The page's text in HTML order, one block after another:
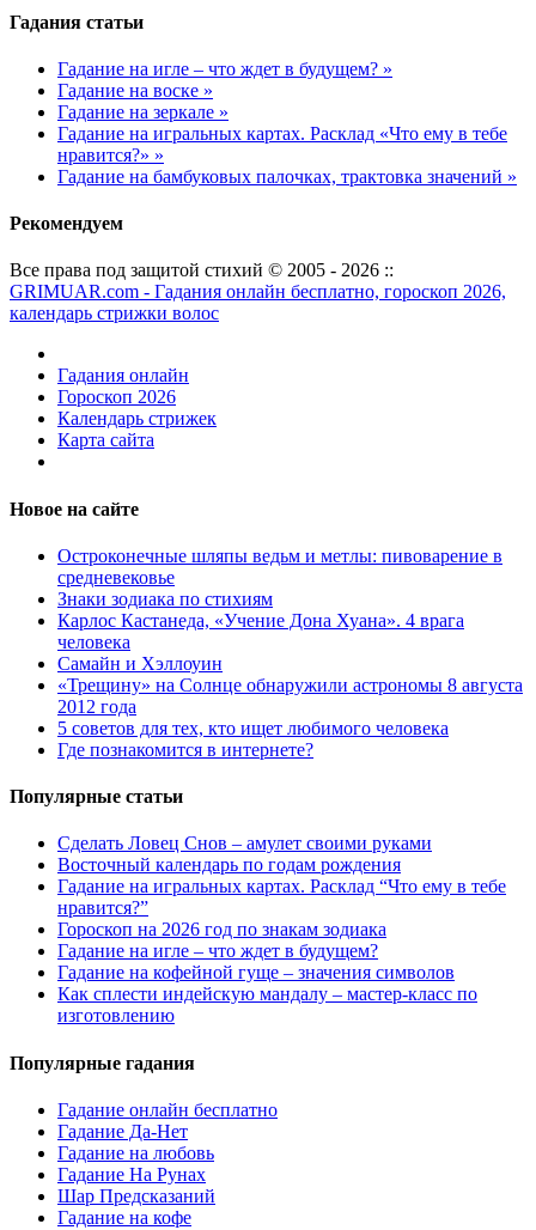
Гадания статьи
Гадание на игле – что ждет в будущем? »
Гадание на воске »
Гадание на зеркале »
Гадание на игральных картах. Расклад «Что ему в тебе
нравится?» »
Гадание на бамбуковых палочках, трактовка значений »
Рекомендуем
Все права под защитой стихий © 2005 - 2026 ::
GRIMUAR.com - Гадания онлайн бесплатно, гороскоп 2026,
календарь стрижки волос
Гадания онлайн
Гороскоп 2026
Календарь стрижек
Карта сайта
Новое на сайте
Остроконечные шляпы ведьм и метлы: пивоварение в
средневековье
Знаки зодиака по стихиям
Карлос Кастанеда, «Учение Дона Хуана». 4 врага
человека
Самайн и Хэллоуин
«Трещину» на Солнце обнаружили астрономы 8 августа
2012 года
5 советов для тех, кто ищет любимого человека
Где познакомится в интернете?
Популярные статьи
Сделать Ловец Снов – амулет своими руками
Восточный календарь по годам рождения
Гадание на игральных картах. Расклад “Что ему в тебе
нравится?”
Гороскоп на 2026 год по знакам зодиака
Гадание на игле – что ждет в будущем?
Гадание на кофейной гуще – значения символов
Как сплести индейскую мандалу – мастер-класс по
изготовлению
Популярные гадания
Гадание онлайн бесплатно
Гадание Да-Нет
Гадание на любовь
Гадание На Рунах
Шар Предсказаний
Гадание на кофе